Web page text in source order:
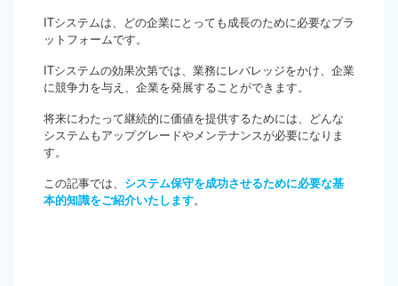
ITシステムは、どの企業にとっても成長のために必要なプラ
ットフォームです。
ITシステムの効果次第では、業務にレバレッジをかけ、企業
に競争力を与え、企業を発展することができます。
将来にわたって継続的に価値を提供するためには、どんな
システムもアップグレードやメンテナンスが必要になりま
す。
この記事では、 システム保守を成功させるために必要な基
本的知識をご紹介いたします。